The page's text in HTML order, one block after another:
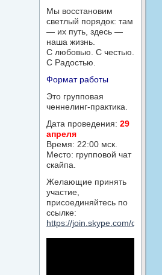
Мы восстановим
светлый порядок: там
— их путь, здесь —
наша жизнь.
С любовью. С честью.
С Радостью.
Формат работы
Это групповая
ченнелинг-практика.
Дата проведения: 29
апреля
Время: 22:00 мск.
Место: групповой чат
скайпа.
Желающие принять
участие,
присоединяйтесь по
ссылке:
https://join.skype.com/